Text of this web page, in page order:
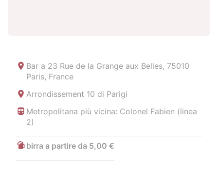
Bar a 23 Rue de la Grange aux Belles, 75010
Paris, France
Arrondissement 10 di Parigi
Metropolitana più vicina: Colonel Fabien (linea
2)
birra a partire da 5,00 €